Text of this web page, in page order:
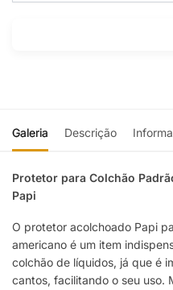
Galeria Descrição
Protetor para Colchão
Papi
O protetor acolchoado Papi
americano é um item
colchão de líquidos, já que é
cantos, facilitando o seu uso.